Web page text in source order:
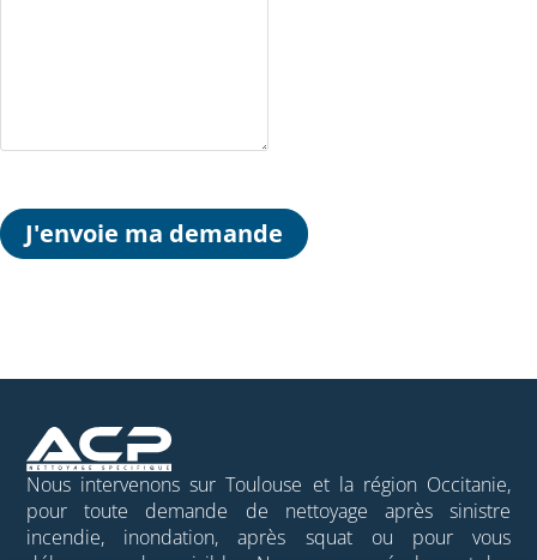
Nous intervenons sur Toulouse et la région Occitanie,
pour toute demande de nettoyage après sinistre
incendie, inondation, après squat ou pour vous